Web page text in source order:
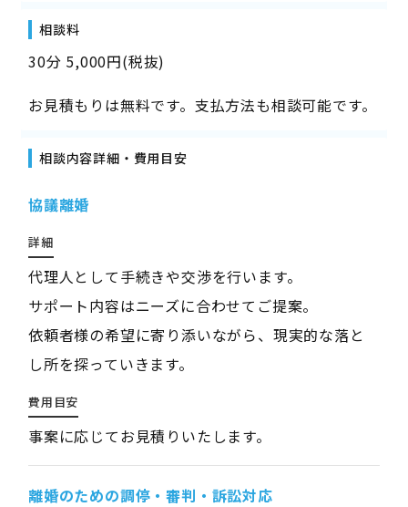
相談料
30分 5,000円(税抜)
お見積もりは無料です。支払方法も相談可能です。
相談内容詳細・費用目安
協議離婚
詳細
代理人として手続きや交渉を行います。
サポート内容はニーズに合わせてご提案。
依頼者様の希望に寄り添いながら、現実的な落と
し所を探っていきます。
費用目安
事案に応じてお見積りいたします。
離婚のための調停・審判・訴訟対応